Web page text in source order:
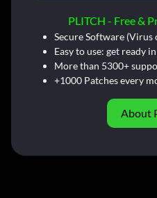
PLITCH - Free &
Secure Software (Virus
Easy to use: get ready
More than 5300+
+1000 Patches every
About